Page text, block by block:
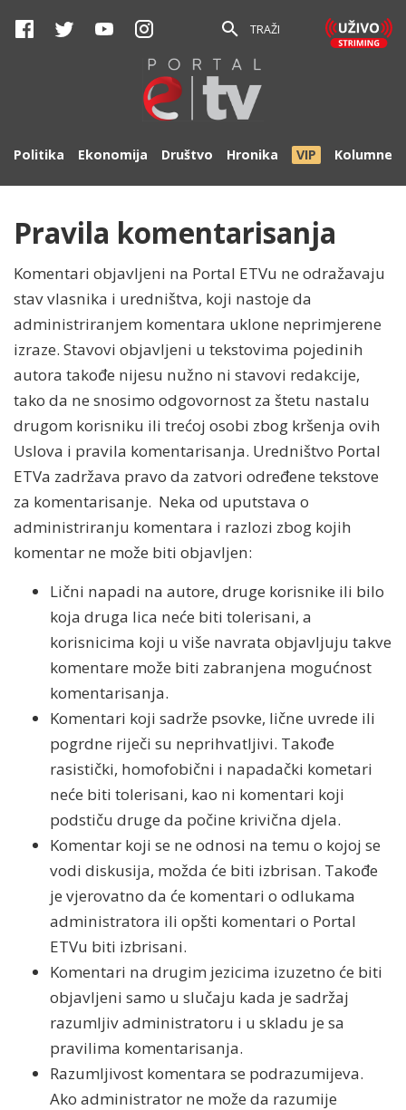
TRAŽI
Politika Ekonomija Društvo Hronika VIP Kolumne
Pravila komentarisanja
Komentari objavljeni na Portal ETVu ne odražavaju
stav vlasnika i uredništva, koji nastoje da
administriranjem komentara uklone neprimjerene
izraze. Stavovi objavljeni u tekstovima pojedinih
autora takođe nijesu nužno ni stavovi redakcije,
tako da ne snosimo odgovornost za štetu nastalu
drugom korisniku ili trećoj osobi zbog kršenja ovih
Uslova i pravila komentarisanja. Uredništvo Portal
ETVa zadržava pravo da zatvori određene tekstove
za komentarisanje. Neka od uputstava o
administriranju komentara i razlozi zbog kojih
komentar ne može biti objavljen:
Lični napadi na autore, druge korisnike ili bilo
koja druga lica neće biti tolerisani, a
korisnicima koji u više navrata objavljuju takve
komentare može biti zabranjena mogućnost
komentarisanja.
Komentari koji sadrže psovke, lične uvrede ili
pogrdne riječi su neprihvatljivi. Takođe
rasistički, homofobični i napadački kometari
neće biti tolerisani, kao ni komentari koji
podstiču druge da počine krivična djela.
Komentar koji se ne odnosi na temu o kojoj se
vodi diskusija, možda će biti izbrisan. Takođe
je vjerovatno da će komentari o odlukama
administratora ili opšti komentari o Portal
ETVu biti izbrisani.
Komentari na drugim jezicima izuzetno će biti
objavljeni samo u slučaju kada je sadržaj
razumljiv administratoru i u skladu je sa
pravilima komentarisanja.
Razumljivost komentara se podrazumijeva.
Ako administrator ne može da razumije